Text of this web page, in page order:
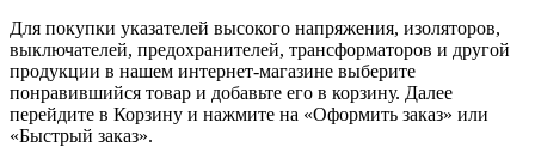
Для покупки указателей высокого напряжения, изоляторов,
выключателей, предохранителей, трансформаторов и другой
продукции в нашем интернет-магазине выберите
понравившийся товар и добавьте его в корзину. Далее
перейдите в Корзину и нажмите на «Оформить заказ» или
«Быстрый заказ».